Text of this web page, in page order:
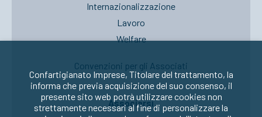
Internazionalizzazione
Lavoro
Welfare
Convenzioni per gli Associati
Associarsi
Confartigianato Imprese, Titolare del trattamento, la
informa che previa acquisizione del suo consenso, il
presente sito web potrà utilizzare cookies non
strettamente necessari al fine di personalizzare la